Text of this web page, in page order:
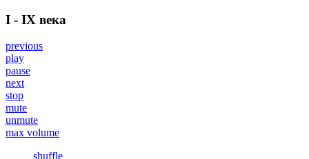
I - IX века
previous
play
pause
next
stop
mute
unmute
max volume
shuffle